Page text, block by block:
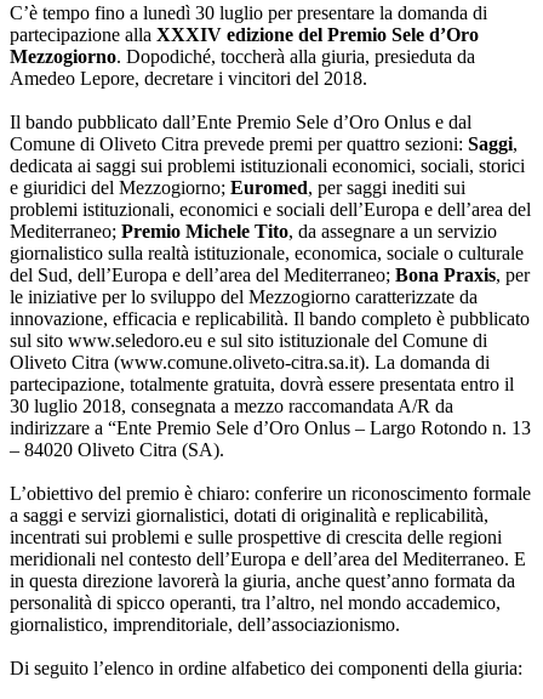
C’è tempo fino a lunedì 30 luglio per presentare la domanda di
partecipazione alla XXXIV edizione del Premio Sele d’Oro
Mezzogiorno. Dopodiché, toccherà alla giuria, presieduta da
Amedeo Lepore, decretare i vincitori del 2018.
Il bando pubblicato dall’Ente Premio Sele d’Oro Onlus e dal
Comune di Oliveto Citra prevede premi per quattro sezioni: Saggi,
dedicata ai saggi sui problemi istituzionali economici, sociali, storici
e giuridici del Mezzogiorno; Euromed, per saggi inediti sui
problemi istituzionali, economici e sociali dell’Europa e dell’area del
Mediterraneo; Premio Michele Tito, da assegnare a un servizio
giornalistico sulla realtà istituzionale, economica, sociale o culturale
del Sud, dell’Europa e dell’area del Mediterraneo; Bona Praxis, per
le iniziative per lo sviluppo del Mezzogiorno caratterizzate da
innovazione, efficacia e replicabilità. Il bando completo è pubblicato
sul sito www.seledoro.eu e sul sito istituzionale del Comune di
Oliveto Citra (www.comune.oliveto-citra.sa.it). La domanda di
partecipazione, totalmente gratuita, dovrà essere presentata entro il
30 luglio 2018, consegnata a mezzo raccomandata A/R da
indirizzare a “Ente Premio Sele d’Oro Onlus – Largo Rotondo n. 13
– 84020 Oliveto Citra (SA).
L’obiettivo del premio è chiaro: conferire un riconoscimento formale
a saggi e servizi giornalistici, dotati di originalità e replicabilità,
incentrati sui problemi e sulle prospettive di crescita delle regioni
meridionali nel contesto dell’Europa e dell’area del Mediterraneo. E
in questa direzione lavorerà la giuria, anche quest’anno formata da
personalità di spicco operanti, tra l’altro, nel mondo accademico,
giornalistico, imprenditoriale, dell’associazionismo.
Di seguito l’elenco in ordine alfabetico dei componenti della giuria: